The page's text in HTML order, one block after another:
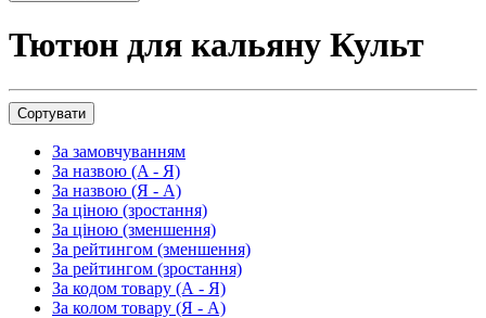
Тютюн для кальяну Культ
Сортувати
За замовчуванням
За назвою (A - Я)
За назвою (Я - A)
За ціною (зростання)
За ціною (зменшення)
За рейтингом (зменшення)
За рейтингом (зростання)
За кодом товару (А - Я)
За колом товару (Я - А)